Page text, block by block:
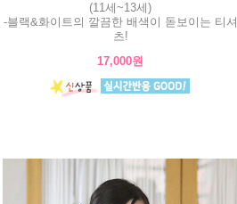
(11세~13세)
-블랙&화이트의 깔끔한 배색이 돋보이는 티셔
츠!
17,000원